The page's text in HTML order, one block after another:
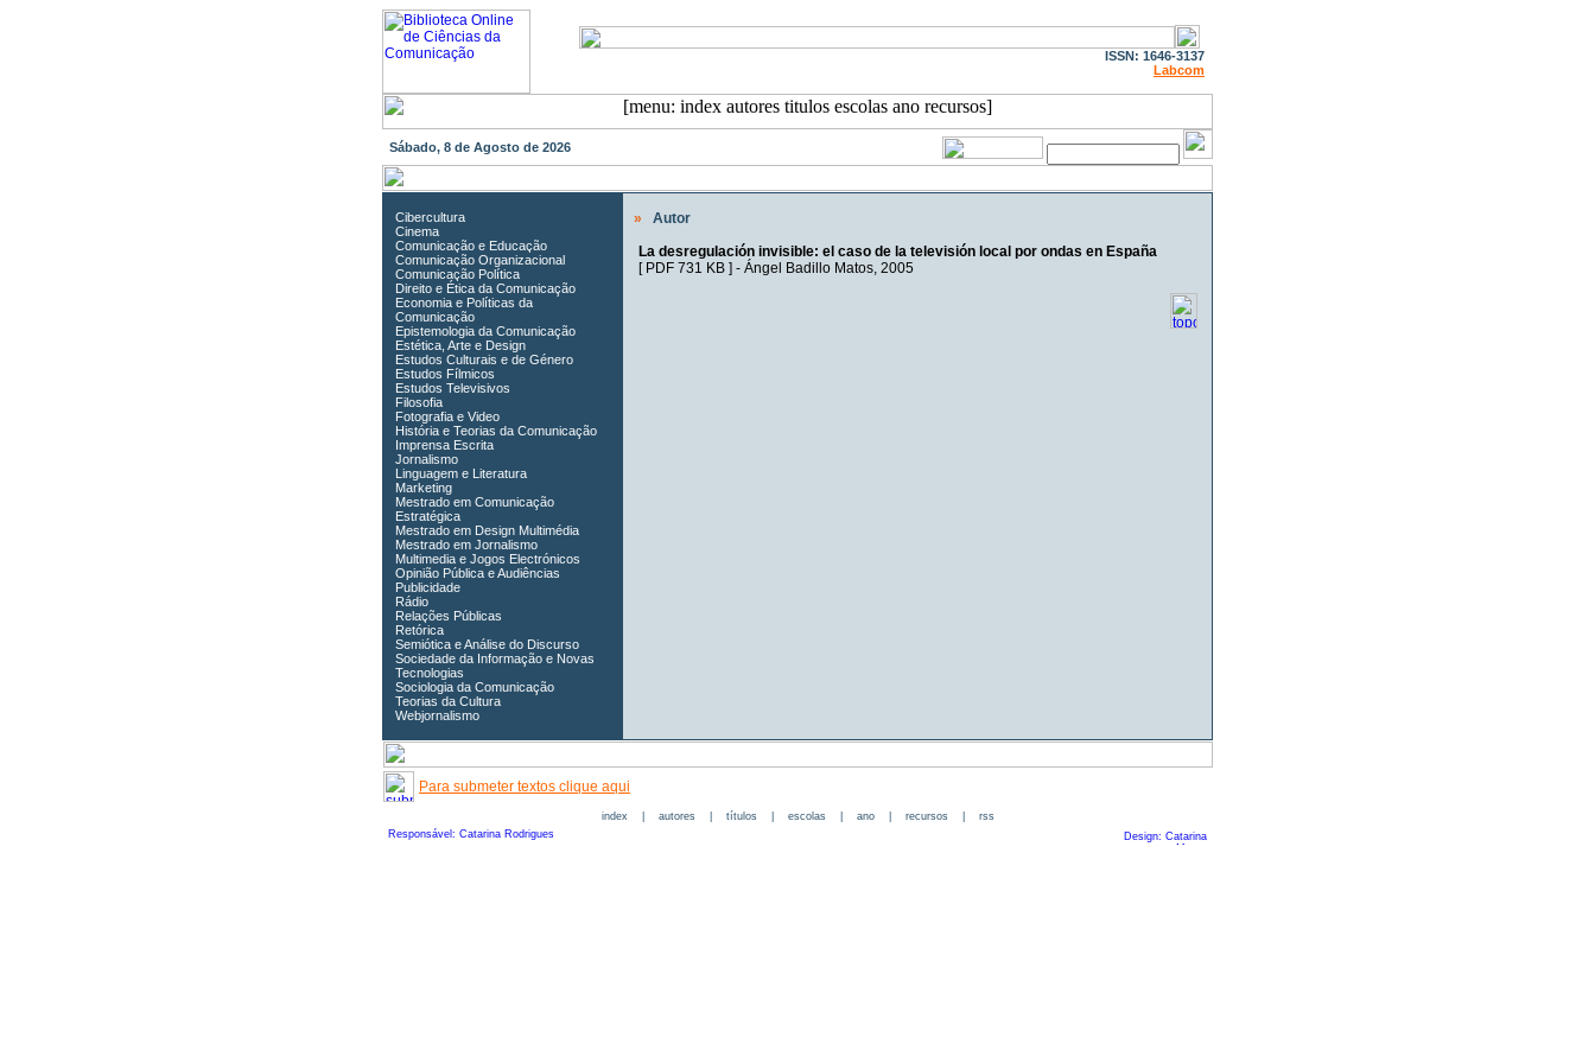
ISSN: 1646-3137
Labcom
Sábado, 8 de Agosto de 2026
Cibercultura
Cinema
Comunicação e Educação
Comunicação Organizacional
Comunicação Política
Direito e Ética da Comunicação
Economia e Políticas da
Comunicação
Epistemologia da Comunicação
Estética, Arte e Design
Estudos Culturais e de Género
Estudos Fílmicos
Estudos Televisivos
Filosofia
Fotografia e Video
História e Teorias da Comunicação
Imprensa Escrita
Jornalismo
Linguagem e Literatura
Marketing
Mestrado em Comunicação
Estratégica
Mestrado em Design Multimédia
Mestrado em Jornalismo
Multimedia e Jogos Electrónicos
Opinião Pública e Audiências
Publicidade
Rádio
Relações Públicas
Retórica
Semiótica e Análise do Discurso
Sociedade da Informação e Novas
Tecnologias
Sociologia da Comunicação
Teorias da Cultura
Webjornalismo
»
Autor
La desregulación invisible: el caso de la televisión local por ondas en España
[ PDF 731 KB] - Ángel Badillo Matos, 2005
Para submeter textos clique aqui
index| autores| títulos| escolas| ano| recursos| rss